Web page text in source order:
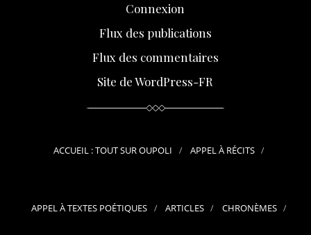
Connexion
Flux des publications
Flux des commentaires
Site de WordPress-FR
ACCUEIL : TOUT SUR OUPOLI APPEL À RÉCITS
APPEL À TEXTES POÉTIQUES ARTICLES CHRONÈMES